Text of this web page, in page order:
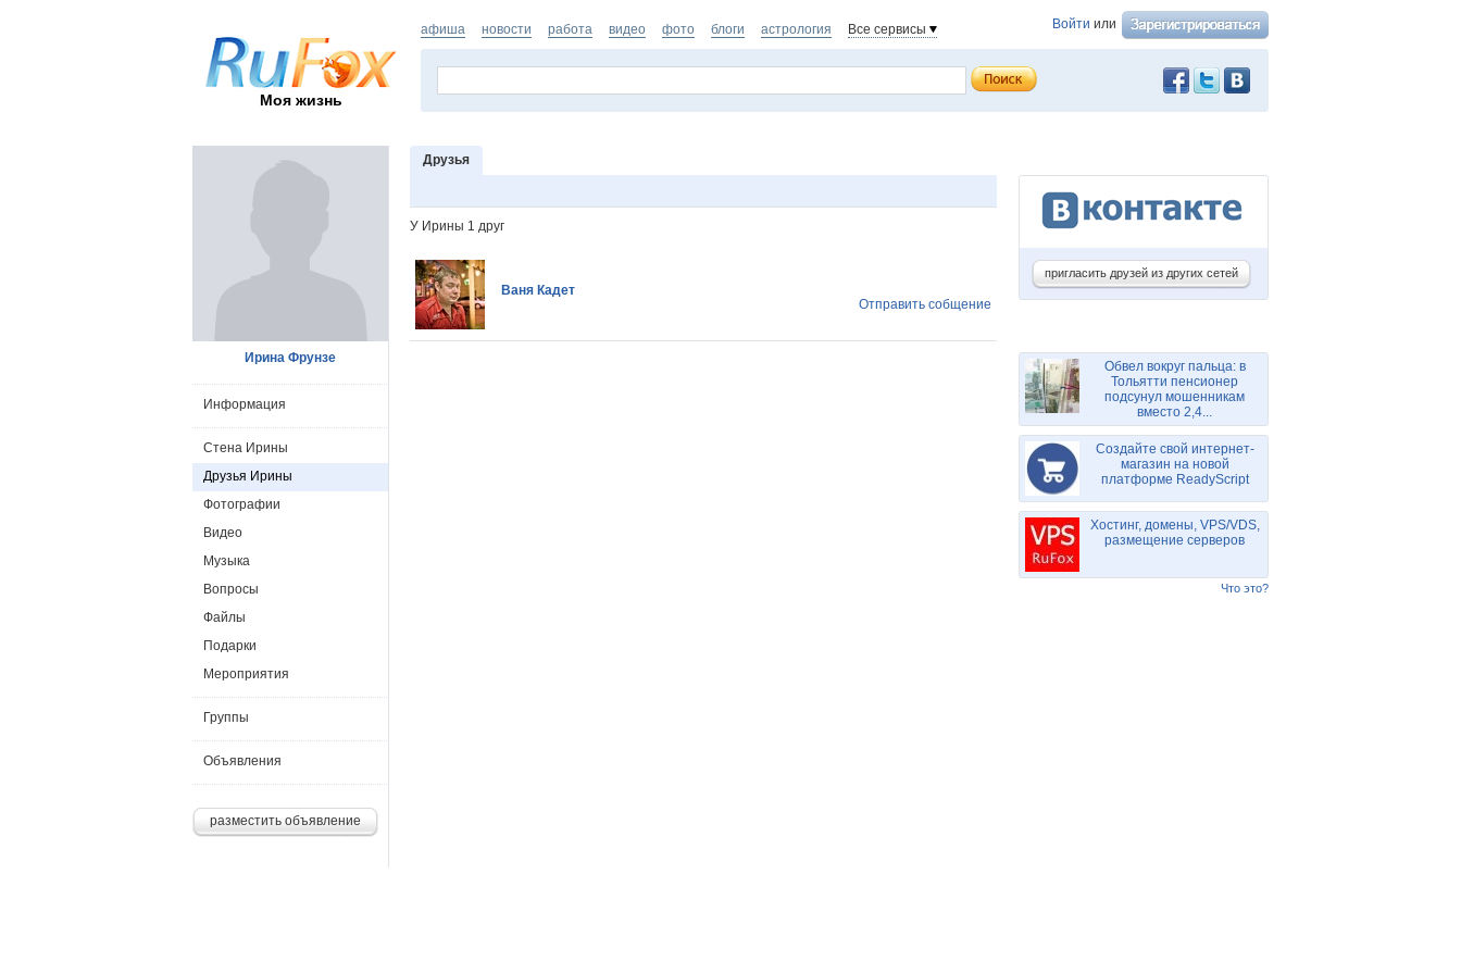
Моя жизнь
Войти или
афиша новости работа видео фото блоги астрология Все сервисы
Друзья
У Ирины 1 друг
Ваня Кадет
Отправить собщение
Ирина Фрунзе
Информация
Стена Ирины
Друзья Ирины
Фотографии
Видео
Музыка
Вопросы
Файлы
Подарки
Мероприятия
Группы
Объявления
разместить объявление
пригласить друзей из других сетей
Обвел вокруг пальца: в
Тольятти пенсионер
подсунул мошенникам
вместо 2,4...
Создайте свой интернет-
магазин на новой
платформе ReadyScript
Хостинг, домены, VPS/VDS,
размещение серверов
Что это?